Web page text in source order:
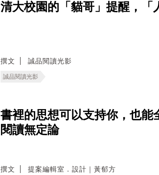
清大校園的「貓哥」提醒，「
撰文 誠品閱讀光影
誠品閱讀光影
書裡的思想可以支持你，也能
閱讀無定論
撰文 提案編輯室．設計｜黃郁方